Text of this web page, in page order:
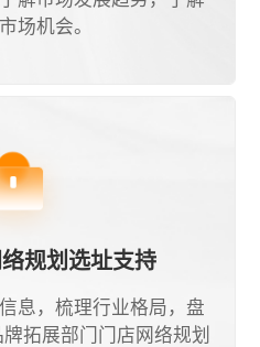
场机会。
规划选址支持
息，梳理行业格局，盘
拓展部门门店网络规划